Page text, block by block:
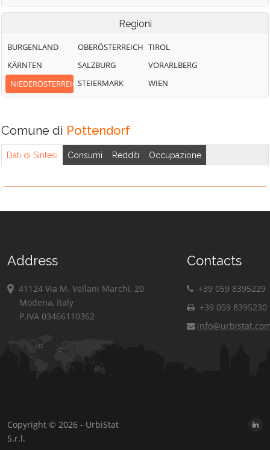
Regioni
BURGENLAND
KÄRNTEN
NIEDERÖSTERREICH
OBERÖSTERREICH
SALZBURG
STEIERMARK
TIROL
VORARLBERG
WIEN
Comune di Pottendorf
Dati di Sintesi Consumi Redditi Occupazione
Address
41124 Via M. Vellani Marchi, 20
Modena, Italy
P.IVA 03466110362
Contacts
+39 059 8395229
+39 059 8395230
Copyright © 2026 - UrbiStat
S.r.l.